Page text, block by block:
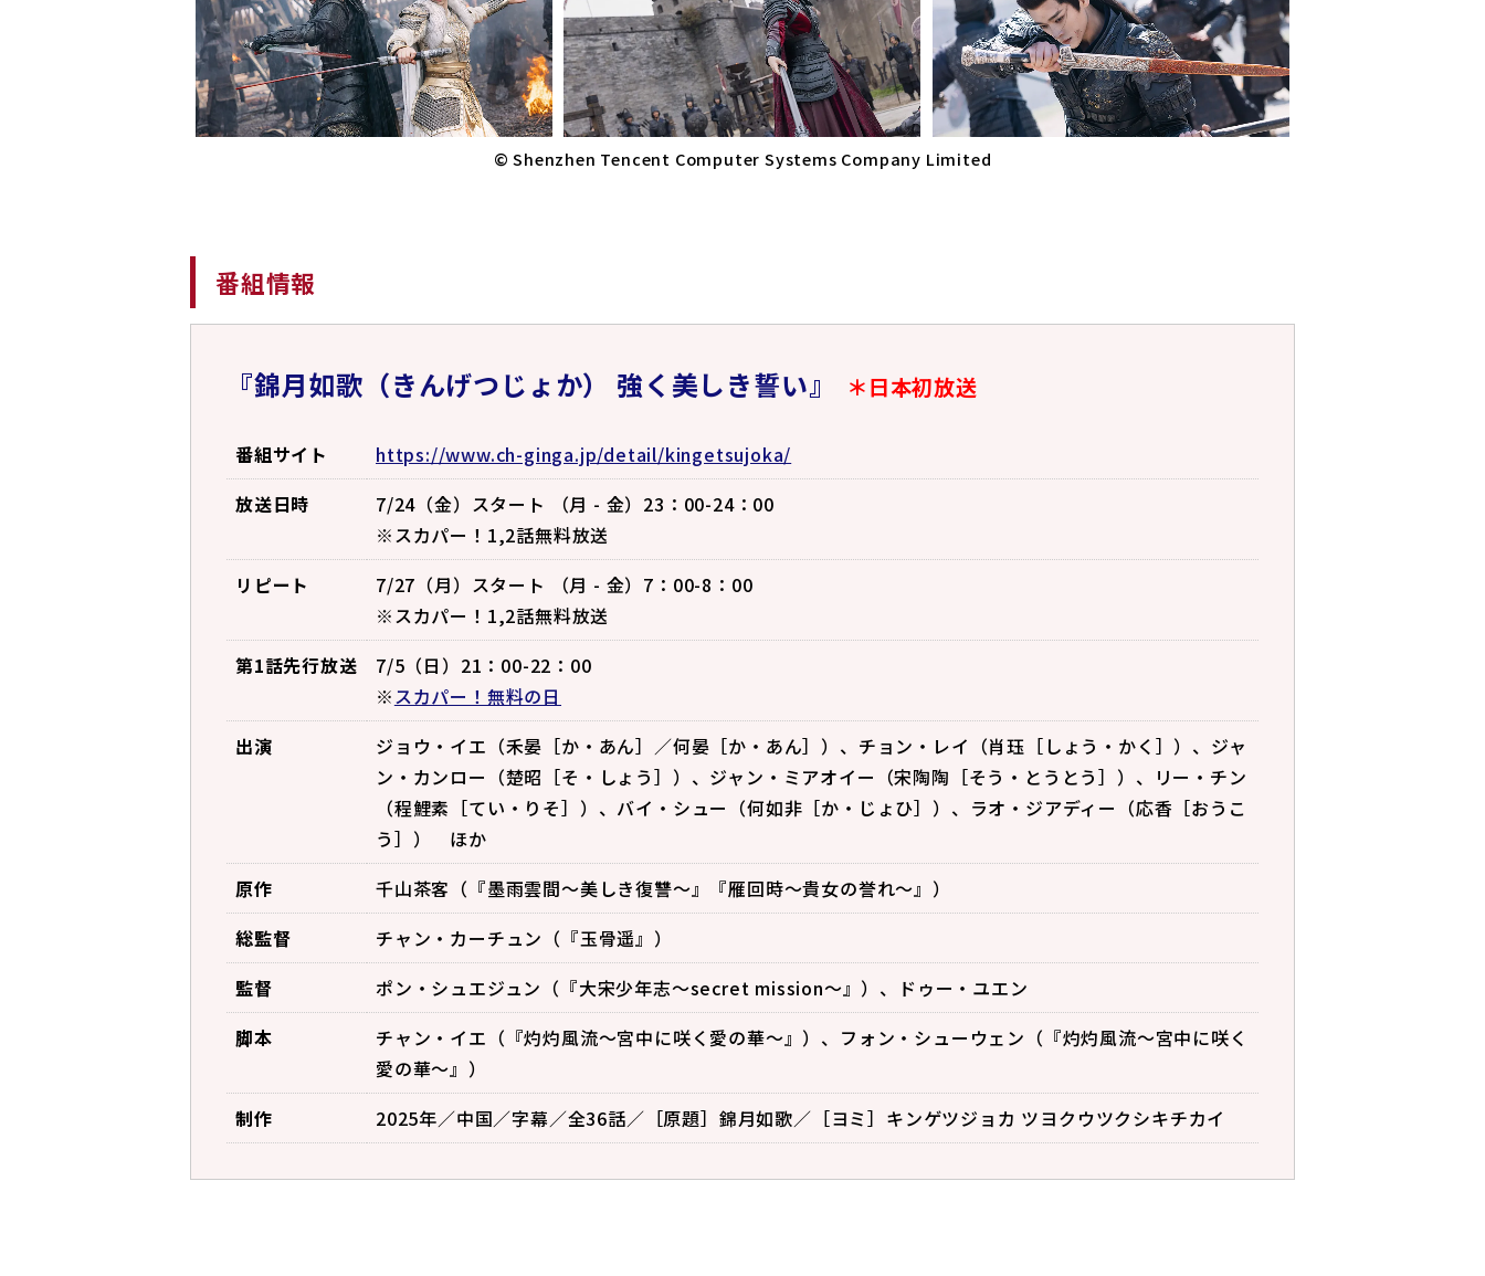
© Shenzhen Tencent Computer Systems Company Limited
番組情報
『錦月如歌（きんげつじょか） 強く美しき誓い』 ＊日本初放送
番組サイト
https://www.ch-ginga.jp/detail/kingetsujoka/
放送日時
7/24（金）スタート （月 - 金）23：00-24：00
※スカパー！1,2話無料放送
リピート
7/27（月）スタート （月 - 金）7：00-8：00
※スカパー！1,2話無料放送
第1話先行放送
7/5（日）21：00-22：00
※スカパー！無料の日
出演
ジョウ・イエ（禾晏［か・あん］／何晏［か・あん］）、チョン・レイ（肖珏［しょう・かく］）、ジャ
ン・カンロー（楚昭［そ・しょう］）、ジャン・ミアオイー（宋陶陶［そう・とうとう］）、リー・チン
（程鯉素［てい・りそ］）、バイ・シュー（何如非［か・じょひ］）、ラオ・ジアディー（応香［おうこ
う］） ほか
原作
千山茶客（『墨雨雲間～美しき復讐～』『雁回時～貴女の誉れ～』）
総監督
チャン・カーチュン（『玉骨遥』）
監督
ポン・シュエジュン（『大宋少年志～secret mission～』）、ドゥー・ユエン
脚本
チャン・イエ（『灼灼風流～宮中に咲く愛の華～』）、フォン・シューウェン（『灼灼風流～宮中に咲く
愛の華～』）
制作
2025年／中国／字幕／全36話／［原題］錦月如歌／［ヨミ］キンゲツジョカ ツヨクウツクシキチカイ